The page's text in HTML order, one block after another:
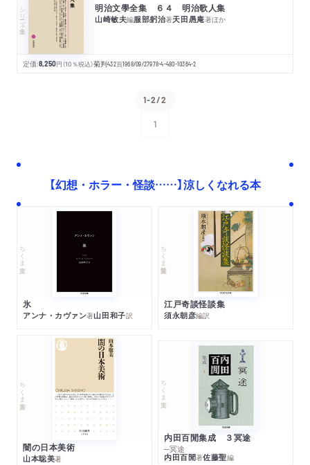
シリーズ・全集 明治文學全集 ６４ 明治歌人集
山崎敏夫編服部躬治著天田愚庵著ほか
定価:8,250円 （10％税込）菊判432頁1968/09/27978-4-480-10364-2
1-2/2
1
【幻想・ホラー・怪談……】涼しくなれる本
ちくま文庫
氷
アンナ・カヴァン著山田和子訳
ちくま学芸文庫
江戸奇談怪談集
須永朝彦編訳
ちくま新書
闇の日本美術
山本聡美著
ちくま文庫
内田百閒集成 ３冥途
─冥途
内田百閒著佐藤聖編